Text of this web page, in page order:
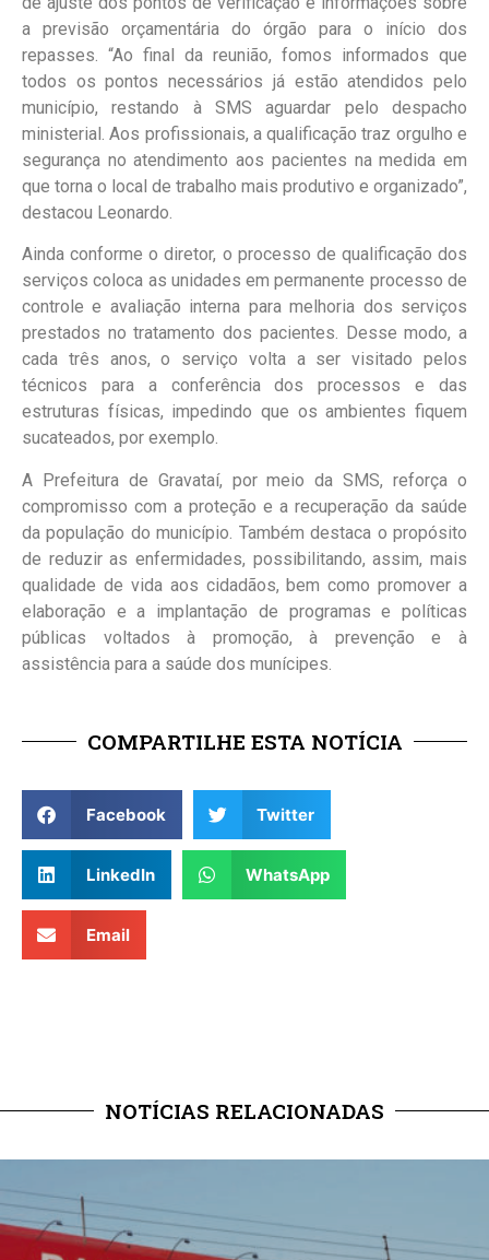
a previsão orçamentária do órgão para o início dos
repasses. “Ao final da reunião, fomos informados que
todos os pontos necessários já estão atendidos pelo
município, restando à SMS aguardar pelo despacho
ministerial. Aos profissionais, a qualificação traz orgulho e
segurança no atendimento aos pacientes na medida em
que torna o local de trabalho mais produtivo e organizado”,
destacou Leonardo.
Ainda conforme o diretor, o processo de qualificação dos
serviços coloca as unidades em permanente processo de
controle e avaliação interna para melhoria dos serviços
prestados no tratamento dos pacientes. Desse modo, a
cada três anos, o serviço volta a ser visitado pelos
técnicos para a conferência dos processos e das
estruturas físicas, impedindo que os ambientes fiquem
sucateados, por exemplo.
A Prefeitura de Gravataí, por meio da SMS, reforça o
compromisso com a proteção e a recuperação da saúde
da população do município. Também destaca o propósito
de reduzir as enfermidades, possibilitando, assim, mais
qualidade de vida aos cidadãos, bem como promover a
elaboração e a implantação de programas e políticas
públicas voltados à promoção, à prevenção e à
assistência para a saúde dos munícipes.
COMPARTILHE ESTA NOTÍCIA
Facebook Twitter
LinkedIn WhatsApp
Email
NOTÍCIAS RELACIONADAS